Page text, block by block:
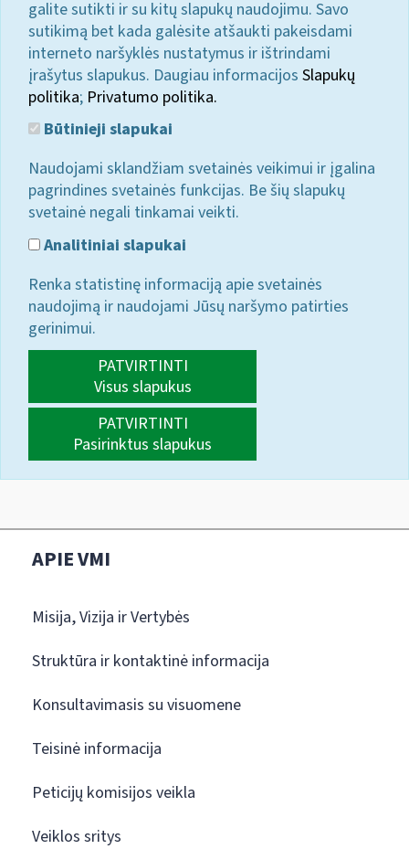
galite sutikti ir su kitų slapukų naudojimu. Savo
sutikimą bet kada galėsite atšaukti pakeisdami
interneto naršyklės nustatymus ir ištrindami
įrašytus slapukus. Daugiau informacijos Slapukų
politika; Privatumo politika.
Būtinieji slapukai
Naudojami sklandžiam svetainės veikimui ir įgalina
pagrindines svetainės funkcijas. Be šių slapukų
svetainė negali tinkamai veikti.
Analitiniai slapukai
Renka statistinę informaciją apie svetainės
naudojimą ir naudojami Jūsų naršymo patirties
gerinimui.
PATVIRTINTI
Visus slapukus
PATVIRTINTI
Pasirinktus slapukus
APIE VMI
Misija, Vizija ir Vertybės
Struktūra ir kontaktinė informacija
Konsultavimasis su visuomene
Teisinė informacija
Peticijų komisijos veikla
Veiklos sritys